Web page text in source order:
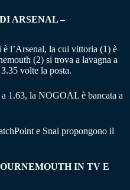
ARSENAL –
è l’Arsenal, la cui vittoria (1) è
(2) si trova a lavagna a
volte la posta.
1.63, la NOGOAL è bancata a
e Snai propongono il
IN TV E